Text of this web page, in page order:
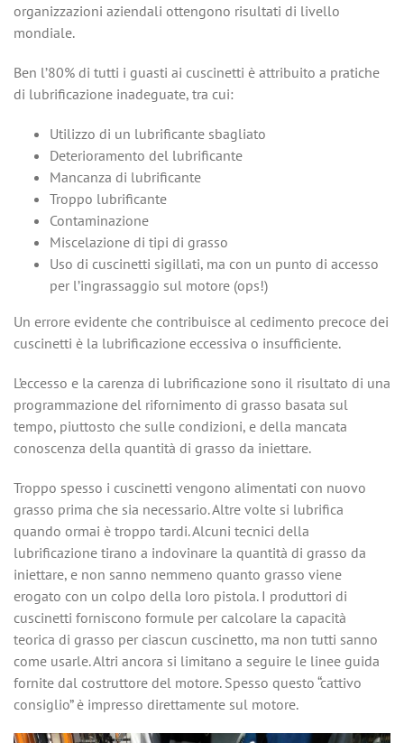
organizzazioni aziendali ottengono risultati di livello
mondiale.
Ben l’80% di tutti i guasti ai cuscinetti è attribuito a pratiche
di lubrificazione inadeguate, tra cui:
Utilizzo di un lubrificante sbagliato
Deterioramento del lubrificante
Mancanza di lubrificante
Troppo lubrificante
Contaminazione
Miscelazione di tipi di grasso
Uso di cuscinetti sigillati, ma con un punto di accesso
per l’ingrassaggio sul motore (ops!)
Un errore evidente che contribuisce al cedimento precoce dei
cuscinetti è la lubrificazione eccessiva o insufficiente.
L’eccesso e la carenza di lubrificazione sono il risultato di una
programmazione del rifornimento di grasso basata sul
tempo, piuttosto che sulle condizioni, e della mancata
conoscenza della quantità di grasso da iniettare.
Troppo spesso i cuscinetti vengono alimentati con nuovo
grasso prima che sia necessario. Altre volte si lubrifica
quando ormai è troppo tardi. Alcuni tecnici della
lubrificazione tirano a indovinare la quantità di grasso da
iniettare, e non sanno nemmeno quanto grasso viene
erogato con un colpo della loro pistola. I produttori di
cuscinetti forniscono formule per calcolare la capacità
teorica di grasso per ciascun cuscinetto, ma non tutti sanno
come usarle. Altri ancora si limitano a seguire le linee guida
fornite dal costruttore del motore. Spesso questo “cattivo
consiglio” è impresso direttamente sul motore.